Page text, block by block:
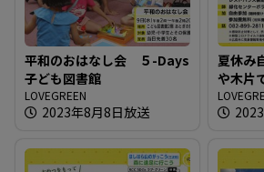
平和のおはなし会 ５-Days
子ども図書館
LOVEGREEN
2023年8月8日放送
夏休み
や木片